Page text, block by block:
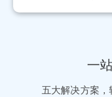
一
五大解决方案